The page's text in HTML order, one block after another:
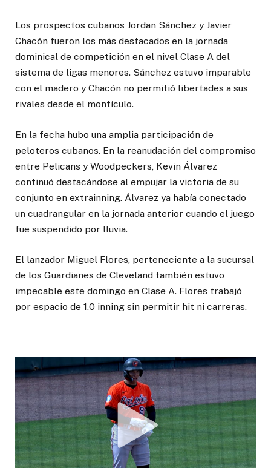
Los prospectos cubanos Jordan Sánchez y Javier
Chacón fueron los más destacados en la jornada
dominical de competición en el nivel Clase A del
sistema de ligas menores. Sánchez estuvo imparable
con el madero y Chacón no permitió libertades a sus
rivales desde el montículo.
En la fecha hubo una amplia participación de
peloteros cubanos. En la reanudación del compromiso
entre Pelicans y Woodpeckers, Kevin Álvarez
continuó destacándose al empujar la victoria de su
conjunto en extrainning. Álvarez ya había conectado
un cuadrangular en la jornada anterior cuando el juego
fue suspendido por lluvia.
El lanzador Miguel Flores, perteneciente a la sucursal
de los Guardianes de Cleveland también estuvo
impecable este domingo en Clase A. Flores trabajó
por espacio de 1.0 inning sin permitir hit ni carreras.